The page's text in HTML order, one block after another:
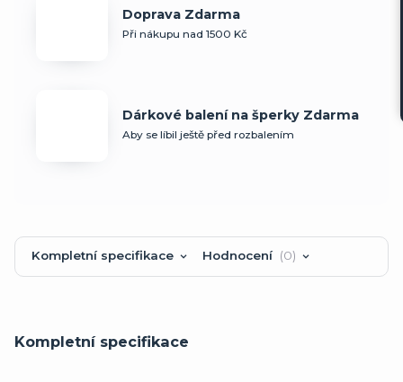
Doprava Zdarma
Při nákupu nad 1500 Kč
Dárkové balení na šperky Zdarma
Aby se líbil ještě před rozbalením
Kompletní specifikace Hodnocení 0
Kompletní specifikace